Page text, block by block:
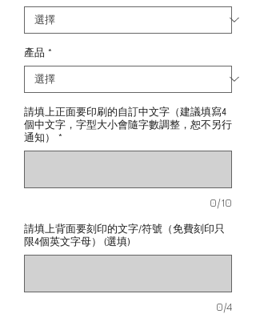
產品 *
請填上正面要印刷的自訂中文字（建議填寫4
個中文字，字型大小會隨字數調整，恕不另行
通知）
*
0/10
請填上背面要刻印的文字/符號（免費刻印只
限4個英文字母） (選填)
0/4